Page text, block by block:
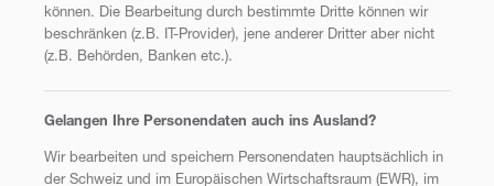
können. Die Bearbeitung durch bestimmte Dritte können wir
beschränken (z.B. IT-Provider), jene anderer Dritter aber nicht
(z.B. Behörden, Banken etc.).
Gelangen Ihre Personendaten auch ins Ausland?
Wir bearbeiten und speichern Personendaten hauptsächlich in
der Schweiz und im Europäischen Wirtschaftsraum (EWR), im